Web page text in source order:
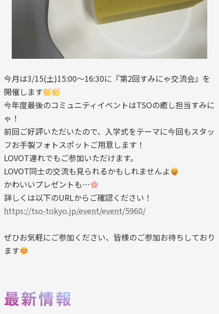
今月は3/15(土)15:00～16:30に『第2回すみにゃ交流会』を
開催します
今年度最後のコミュニティイベントはTSOの癒し担当すみに
ゃ！
前回ご好評いただいたので、入学式をテーマに今回もスタッ
フお手製フォトスポットご用意します！
LOVOT連れでもご参加いただけます。
LOVOT同士の交流も見られるかもしれませんよ
かわいいプレゼントも…
詳しくは以下のURLからご確認ください！
https://tso-tokyo.jp/event/event/5960/
ぜひお気軽にご参加ください、皆様のご参加お待ちしており
ます